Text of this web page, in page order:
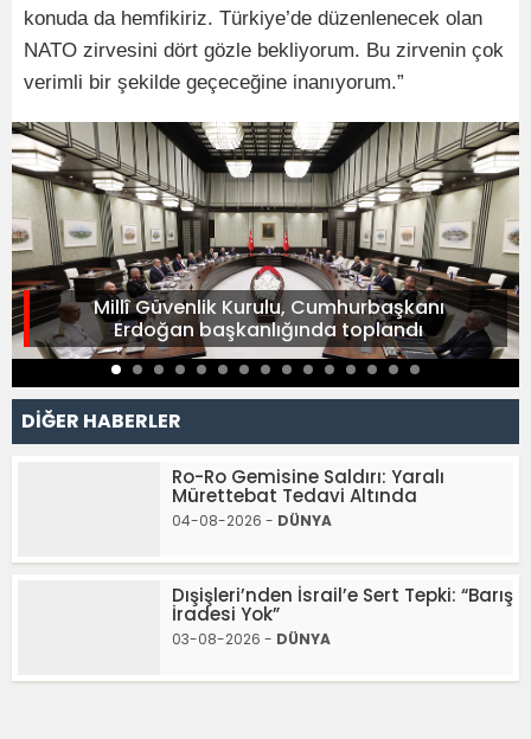
konuda da hemfikiriz. Türkiye’de düzenlenecek olan
NATO zirvesini dört gözle bekliyorum. Bu zirvenin çok
verimli bir şekilde geçeceğine inanıyorum.”
Millî Güvenlik Kurulu, Cumhurbaşkanı
Erdoğan başkanlığında toplandı
DİĞER HABERLER
Ro-Ro Gemisine Saldırı: Yaralı
Mürettebat Tedavi Altında
04-08-2026 - DÜNYA
Dışişleri’nden İsrail’e Sert Tepki: “Barış
İradesi Yok”
03-08-2026 - DÜNYA